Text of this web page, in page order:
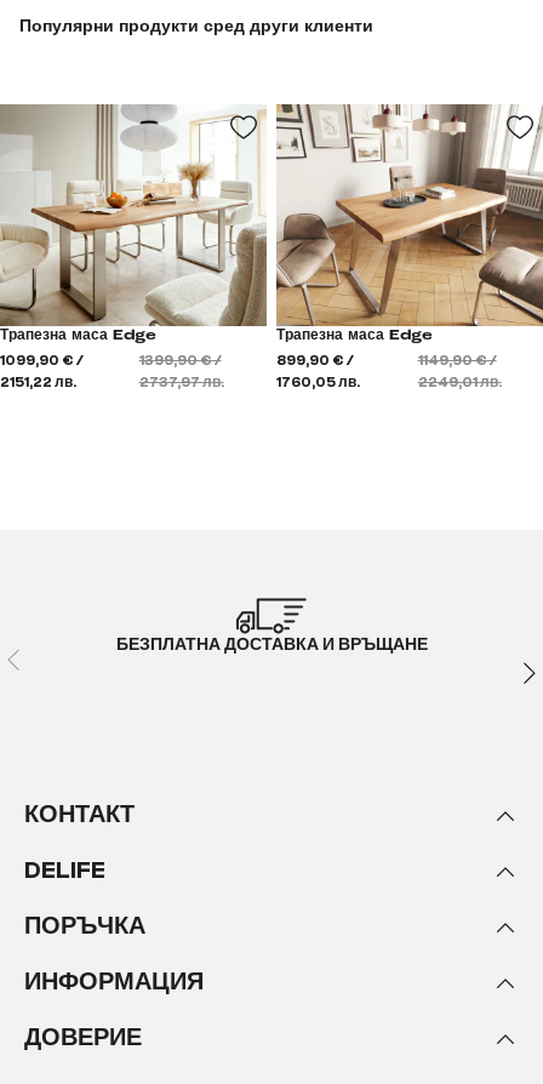
Популярни продукти сред други клиенти
Трапезна маса Edge
1099,90 € /
2151,22 лв.
1399,90 € /
2737,97 лв.
Трапезна маса Edge
899,90 € /
1760,05 лв.
1149,90 € /
2249,01 лв.
БЕЗПЛАТНА ДОСТАВКА И ВРЪЩАНЕ
КОНТАКТ
DELIFE
ПОРЪЧКА
ИНФОРМАЦИЯ
ДОВЕРИЕ